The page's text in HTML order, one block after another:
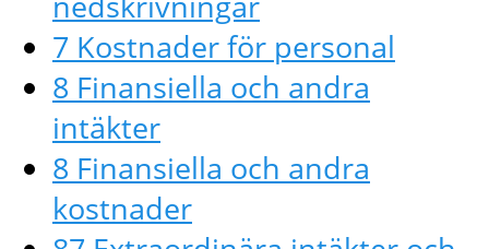
7 Kostnader för personal
8 Finansiella och andra
intäkter
8 Finansiella och andra
kostnader